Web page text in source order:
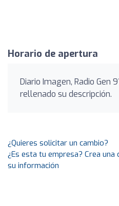
Horario de apertura
Diario Imagen, Radio Gen
rellenado su descripción.
¿Quieres solicitar un cambio?
¿Es esta tu empresa? Crea
su información